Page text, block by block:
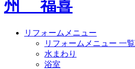
リフォームメニュー
リフォームメニュー 一覧
水まわり
浴室